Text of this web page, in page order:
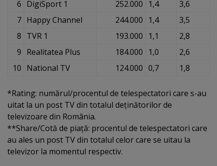
6 DigiSport 1 252.000 1,4
3,6
7 Happy Channel 244.000 1,4
3,5
8 TVR 1 193.000 1,1
2,8
9 Realitatea Plus 184.000 1,0
2,6
10 National TV 124.000 0,7 1,8
*Rating: numărul/procentul de telespectatori care s-au
uitat la un post TV din totalul deţinătorilor de
televizoare din România.
**Share/Cotă de piaţă: procentul de telespectatori care
au ales un post TV din totalul celor care se uitau la
televizor la momentul respectiv.